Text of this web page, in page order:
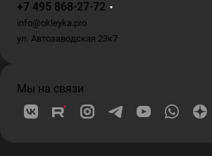
+7 495 868-27-72
info@okleyka.pro
ул. Автозаводская 23к7
Мы на связи